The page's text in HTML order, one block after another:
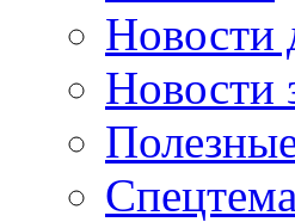
Новости
Новости
Спецтема